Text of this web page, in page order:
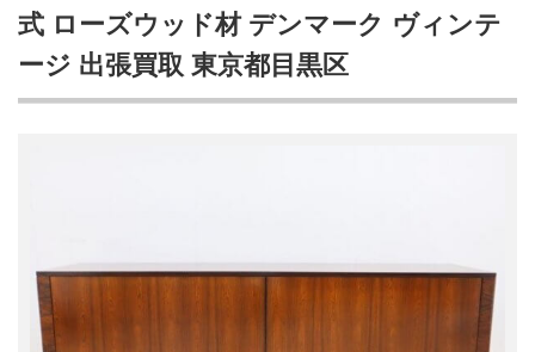
式 ローズウッド材 デンマーク ヴィンテ
ージ 出張買取 東京都目黒区